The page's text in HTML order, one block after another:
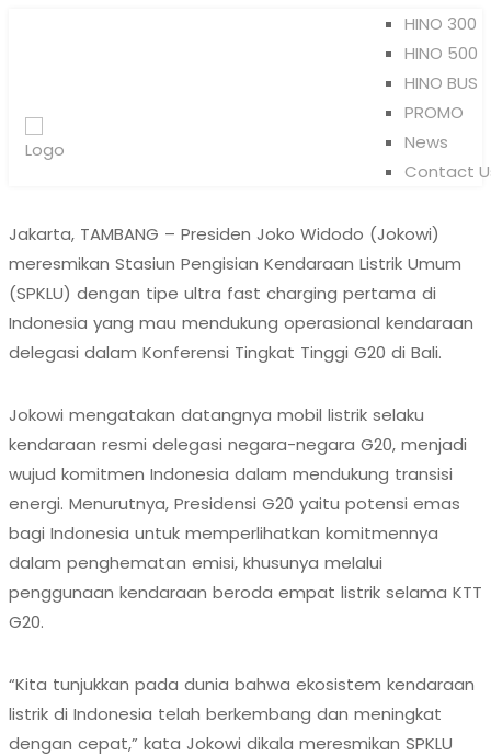
HINO 300
HINO 500
HINO BUS
PROMO
News
Contact
Jakarta, TAMBANG – Presiden Joko Widodo (Jokowi)
meresmikan Stasiun Pengisian Kendaraan Listrik Umum
(SPKLU) dengan tipe ultra fast charging pertama di
Indonesia yang mau mendukung operasional kendaraan
delegasi dalam Konferensi Tingkat Tinggi G20 di Bali.
Jokowi mengatakan datangnya mobil listrik selaku
kendaraan resmi delegasi negara-negara G20, menjadi
wujud komitmen Indonesia dalam mendukung transisi
energi. Menurutnya, Presidensi G20 yaitu potensi emas
bagi Indonesia untuk memperlihatkan komitmennya
dalam penghematan emisi, khusunya melalui
penggunaan kendaraan beroda empat listrik selama KTT
G20.
“Kita tunjukkan pada dunia bahwa ekosistem kendaraan
listrik di Indonesia telah berkembang dan meningkat
dengan cepat,” kata Jokowi dikala meresmikan SPKLU